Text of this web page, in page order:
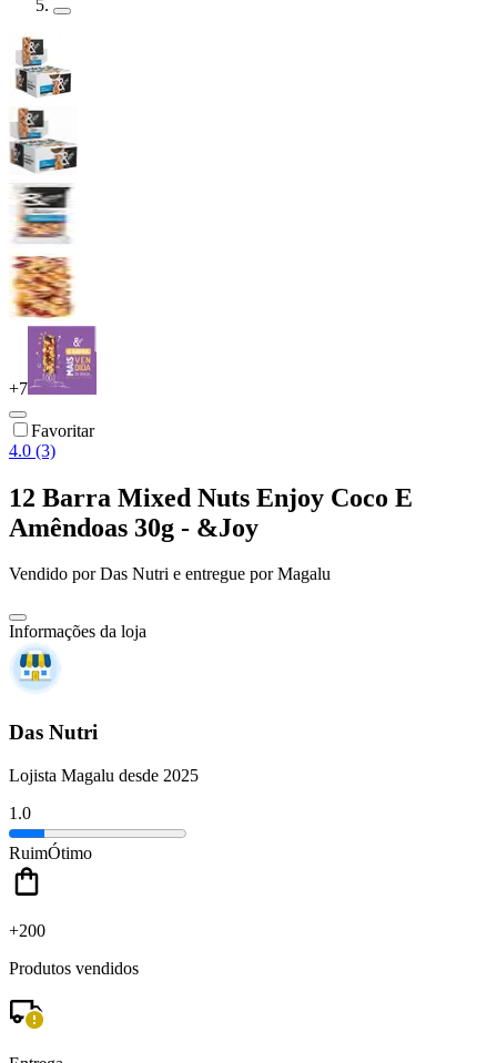
+7
Favoritar
4.0 (3)
12 Barra Mixed Nuts Enjoy Coco E
Amêndoas 30g - &Joy
Vendido porDas Nutri e entregue por Magalu
Informações da loja
Das Nutri
Lojista Magalu desde 2025
1.0
RuimÓtimo
+200
Produtos vendidos